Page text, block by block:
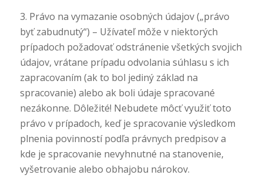
3. Právo na vymazanie osobných údajov („právo
byť zabudnutý“) – Užívateľ môže v niektorých
prípadoch požadovať odstránenie všetkých svojich
údajov, vrátane prípadu odvolania súhlasu s ich
zapracovaním (ak to bol jediný základ na
spracovanie) alebo ak boli údaje spracované
nezákonne. Dôležité! Nebudete môcť využiť toto
právo v prípadoch, keď je spracovanie výsledkom
plnenia povinností podľa právnych predpisov a
kde je spracovanie nevyhnutné na stanovenie,
vyšetrovanie alebo obhajobu nárokov.